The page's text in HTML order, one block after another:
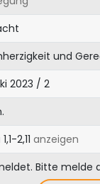
und
2023 / 2
2,11anzeigen
Bitte melde